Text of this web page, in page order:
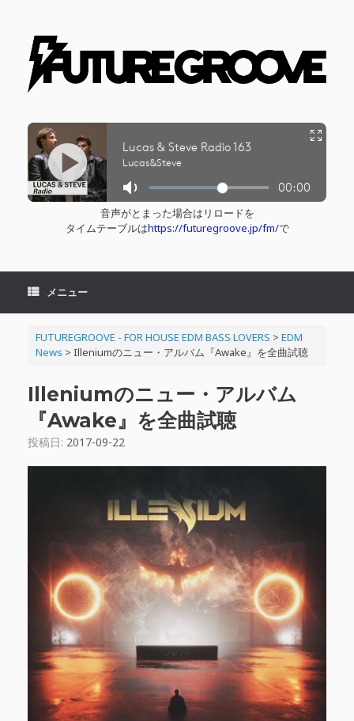
音声がとまった場合はリロードを
タイムテーブルはhttps://futuregroove.jp/fm/で
メニュー
FUTUREGROOVE - FOR HOUSE EDM BASS LOVERS > EDM
News > Illeniumのニュー・アルバム『Awake』を全曲試聴
Illeniumのニュー・アルバム
『Awake』を全曲試聴
投稿日: 2017-09-22